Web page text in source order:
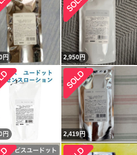
！
円 2,950円
円 2,419円